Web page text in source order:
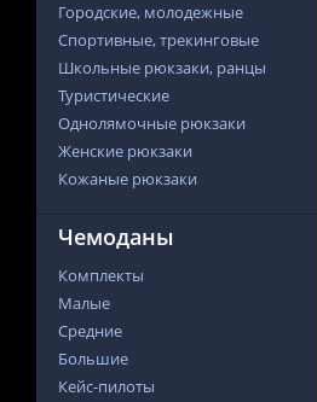
Городские, молодежные
Спортивные, трекинговые
Школьные рюкзаки, ранцы
Туристические
Однолямочные рюкзаки
Женские рюкзаки
Кожаные рюкзаки
Чемоданы
Комплекты
Малые
Средние
Большие
Кейс-пилоты